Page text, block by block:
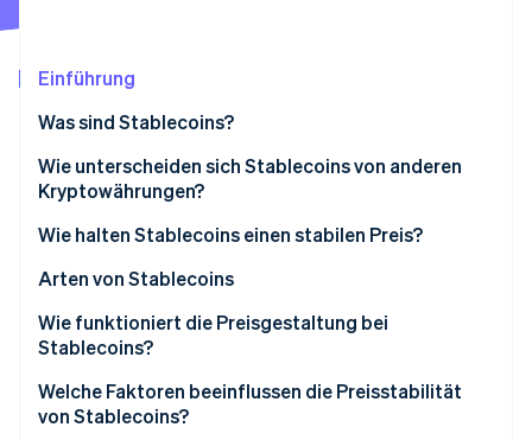
CO₂-Entnahme
Identity
Online-Identitätsprüfung
Stripe-Sessions 2026
Erfahren Sie, wie Stripe Lösungen für
Einführung
Was sind Stablecoins?
Wie unterscheiden sich Stablecoins von anderen
Kryptowährungen?
Preisverhalten
Einsatz im Finanzhandel
Verbindung zur traditionellen Finanzwirtschaft
Wie halten Stablecoins einen stabilen Preis?
Gestützt durch Rückstellungen
Von Algorithmen verwaltet
Arten von Stablecoins
Fiat-gestützte Stablecoins
Krypto-gestützte Stablecoins
Wie funktioniert die Preisgestaltung bei
Stablecoins?
Einlösung schafft die Preisuntergrenze
Welche Faktoren beeinflussen die Preisstabilität
von Stablecoins?